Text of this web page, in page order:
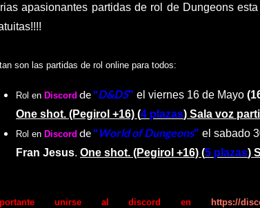
apasionantes partidas de rol de Dungeons
son las partidas de rol online para todos:
Rol en Discord de "D&D5" el viernes 16 de Mayo
One shot. (Pegirol +16) (4 plazas) Sala voz
Rol en Discord de " World of Dungeons" el sabado
Fran Jesus. One shot. (Pegirol +16) (5 plazas)
unirse al discord en
https://